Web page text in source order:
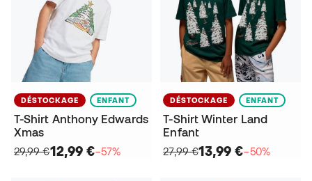
DÉSTOCKAGE ENFANT
T-Shirt Anthony Edwards
Xmas
29,99 €12,99 €−57%
DÉSTOCKAGE ENFANT
T-Shirt Winter Land
Enfant
27,99 €13,99 €−50%